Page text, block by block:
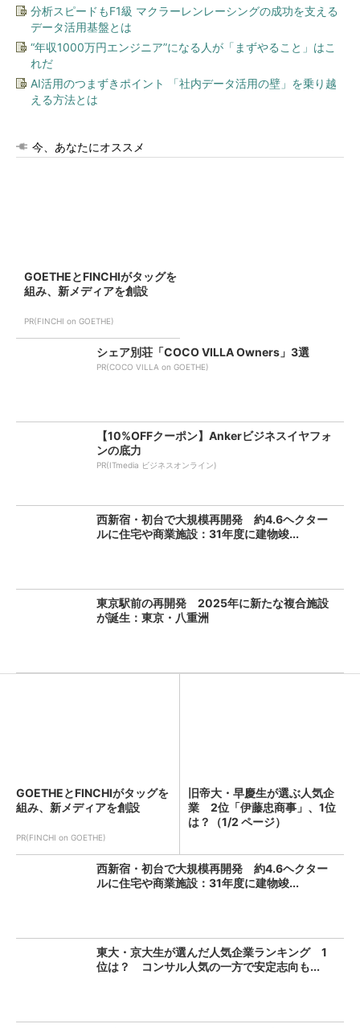
分析スピードもF1級 マクラーレンレーシングの成功を支える
データ活用基盤とは
“年収1000万円エンジニア”になる人が「まずやること」はこ
れだ
AI活用のつまずきポイント 「社内データ活用の壁」を乗り越
える方法とは
今、あなたにオススメ
GOETHEとFINCHIがタッグを
組み、新メディアを創設
PR(FINCHI on GOETHE)
シェア別荘「COCO VILLA Owners」3選
PR(COCO VILLA on GOETHE)
【10%OFFクーポン】Ankerビジネスイヤフォ
ンの底力
PR(ITmedia ビジネスオンライン)
西新宿・初台で大規模再開発 約4.6ヘクター
ルに住宅や商業施設：31年度に建物竣...
東京駅前の再開発 2025年に新たな複合施設
が誕生：東京・八重洲
GOETHEとFINCHIがタッグを
組み、新メディアを創設
PR(FINCHI on GOETHE)
旧帝大・早慶生が選ぶ人気企
業 2位「伊藤忠商事」、1位
は？（1/2 ページ）
西新宿・初台で大規模再開発 約4.6ヘクター
ルに住宅や商業施設：31年度に建物竣...
東大・京大生が選んだ人気企業ランキング 1
位は？ コンサル人気の一方で安定志向も...